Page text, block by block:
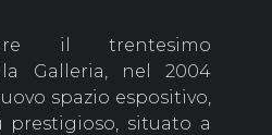
il trentesimo
Galleria, nel 2004
spazio espositivo,
situato a